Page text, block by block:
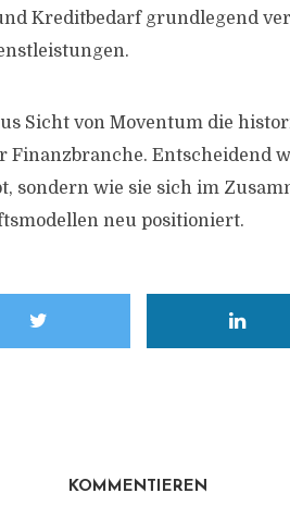
Kreditbedarf grundlegend
Sicht von Moventum die
Entscheidend
sondern wie sie sich im
neu positioniert.
KOMMENTIEREN